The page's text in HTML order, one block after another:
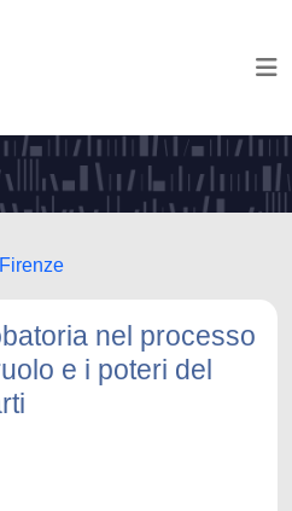
nel processo
e i poteri del